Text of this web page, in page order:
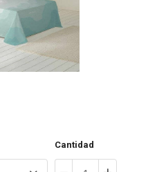
Cantidad